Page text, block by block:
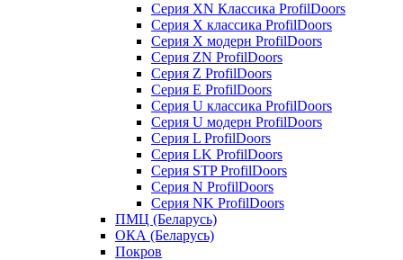
Серия XN Классика ProfilDoors
Серия Х классика ProfilDoors
Серия Х модерн ProfilDoors
Серия ZN ProfilDoors
Серия Z ProfilDoors
Серия Е ProfilDoors
Серия U классика ProfilDoors
Серия U модерн ProfilDoors
Серия L ProfilDoors
Серия LK ProfilDoors
Серия STP ProfilDoors
Cерия N ProfilDoors
Серия NK ProfilDoors
ПМЦ (Беларусь)
ОКА (Беларусь)
Покров